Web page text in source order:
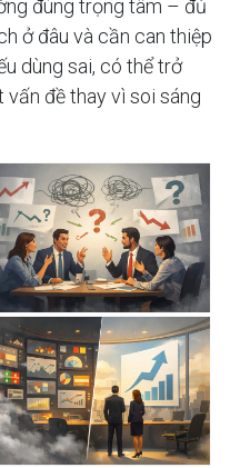
đúng trọng tâm – đủ
ở đâu và cần can thiệp
dùng sai, có thể trở
đề thay vì soi sáng